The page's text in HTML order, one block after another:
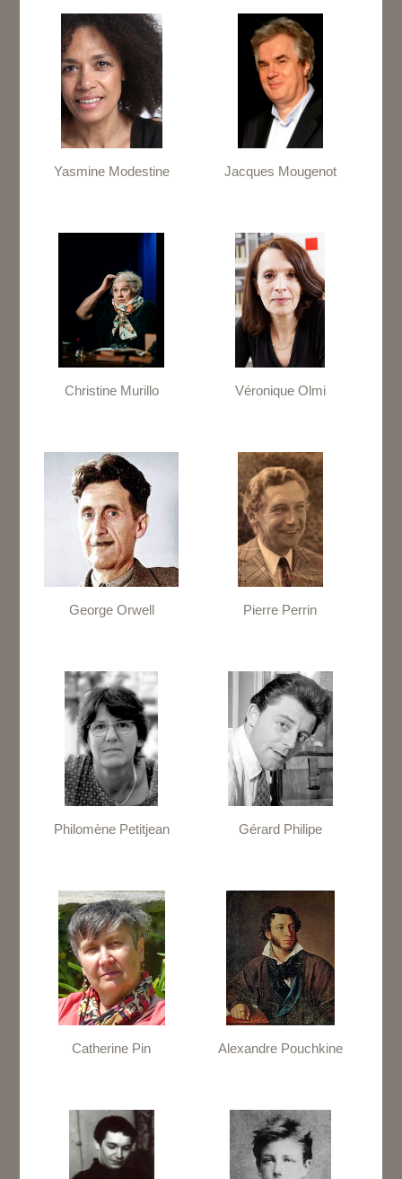
Yasmine Modestine Jacques Mougenot
Christine Murillo Véronique Olmi
George Orwell Pierre Perrin
Philomène Petitjean Gérard Philipe
Catherine Pin Alexandre Pouchkine